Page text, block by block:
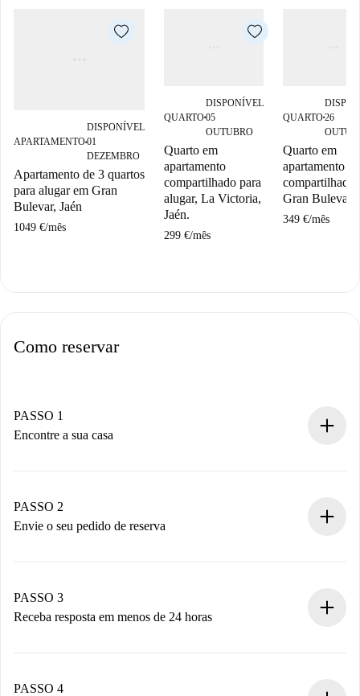
APARTAMENTO■
DISPONÍVEL
01
DEZEMBRO
Apartamento de 3 quartos
para alugar em Gran
Bulevar, Jaén
1049 €/mês
QUARTO■
DISPONÍVEL
05
OUTUBRO
Quarto em
apartamento
compartilhado para
alugar, La Victoria,
Jaén.
299 €/mês
QUARTO■26
Quarto em
apartamento
compartilhado
Gran Bulevar,
349 €/mês
Como reservar
PASSO 1
Encontre a sua casa
Você tem todas as informações necessárias
antecipadamente.
PASSO 2
Envie o seu pedido de reserva
Não cobramos nada até que o proprietário confirme.
PASSO 3
Receba resposta em menos de 24 horas
proprietário.
PASSO 4